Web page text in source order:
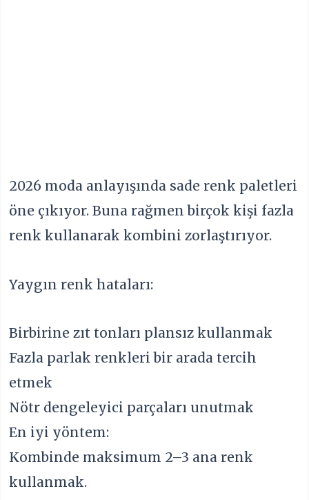
2026 moda anlayışında sade renk paletleri
öne çıkıyor. Buna rağmen birçok kişi fazla
renk kullanarak kombini zorlaştırıyor.
Yaygın renk hataları:
Birbirine zıt tonları plansız kullanmak
Fazla parlak renkleri bir arada tercih
etmek
Nötr dengeleyici parçaları unutmak
En iyi yöntem:
Kombinde maksimum 2–3 ana renk
kullanmak.